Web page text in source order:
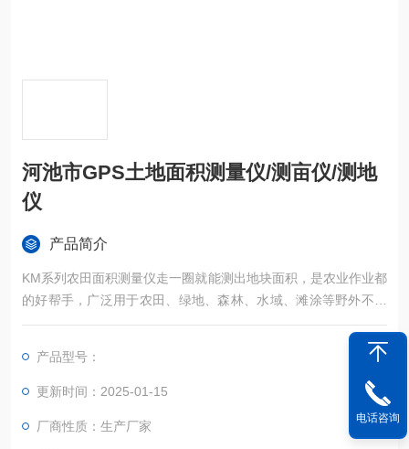
河池市GPS土地面积测量仪/测亩仪/测地
仪
产品简介
KM系列农田面积测量仪走一圈就能测出地块面积，是农业作业都
的好帮手，广泛用于农田、绿地、森林、水域、滩涂等野外不规
则区域面积的精确测量。
产品型号：
更新时间：2025-01-15
厂商性质：生产厂家
电话咨询